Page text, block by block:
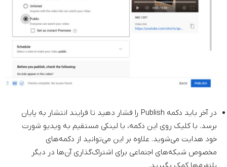
در آخر باید دکمه Publish را فشار دهید تا فرایند انتشار به پایان
برسد. با کلیک روی این دکمه، با لینکی مستقیم به ویدیو شورت
خود هدایت می‌شوید. علاوه بر این می‌توانید از دکمه‌های
مخصوص شبکه‌های اجتماعی برای اشتراک‌گذاری آن‌ها در دیگر